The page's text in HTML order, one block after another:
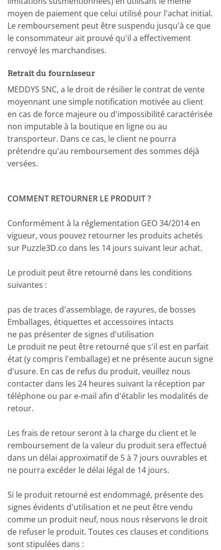
moyen de paiement que celui utilisé pour l'achat initial.
Le remboursement peut être suspendu jusqu'à ce que
le consommateur ait prouvé qu'il a effectivement
renvoyé les marchandises.
Retrait du fournisseur
MEDDYS SNC, a le droit de résilier le contrat de vente
moyennant une simple notification motivée au client
en cas de force majeure ou d'impossibilité caractérisée
non imputable à la boutique en ligne ou au
transporteur. Dans ce cas, le client ne pourra
prétendre qu'au remboursement des sommes déjà
versées.
COMMENT RETOURNER LE PRODUIT ?
Conformément à la réglementation GEO 34/2014 en
vigueur, vous pouvez retourner les produits achetés
sur Puzzle3D.co dans les 14 jours suivant leur achat.
Le produit peut être retourné dans les conditions
suivantes :
pas de traces d'assemblage, de rayures, de bosses
Emballages, étiquettes et accessoires intacts
ne pas présenter de signes d'utilisation
Le produit ne peut être retourné que s'il est en parfait
état (y compris l'emballage) et ne présente aucun signe
d'usure. En cas de refus du produit, veuillez nous
contacter dans les 24 heures suivant la réception par
téléphone ou par e-mail afin d'établir les modalités de
retour.
Les frais de retour seront à la charge du client et le
remboursement de la valeur du produit sera effectué
dans un délai approximatif de 5 à 7 jours ouvrables et
ne pourra excéder le délai légal de 14 jours.
Si le produit retourné est endommagé, présente des
signes évidents d'utilisation et ne peut être vendu
comme un produit neuf, nous nous réservons le droit
de refuser le produit. Toutes ces clauses et conditions
sont stipulées dans :